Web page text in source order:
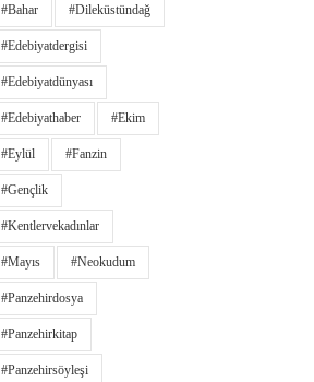
#bahar #dileküstündağ
#edebiyatdergisi
#edebiyatdünyası
#edebiyathaber #ekim
#eylül #fanzin
#gençlik
#kentlervekadınlar
#Mayıs #neokudum
#panzehirdosya
#panzehirkitap
#panzehirsöyleşi